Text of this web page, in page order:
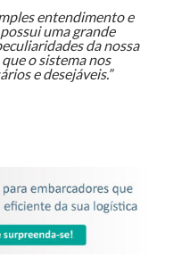
entendimento e
uma grande
da nossa
o sistema nos
e desejáveis.”